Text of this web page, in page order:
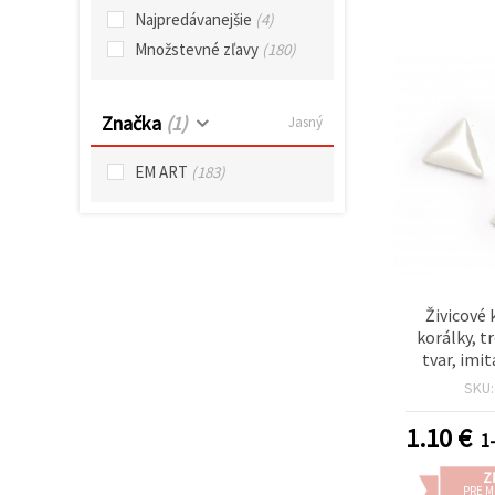
Najpredávanejšie (4)
Množstevné zľavy (180)
Značka (1) Jasný
EM ART (183)
Živicové
korálky,
tvar,
biele, 12 ×
SKU:
1.10€
PRE